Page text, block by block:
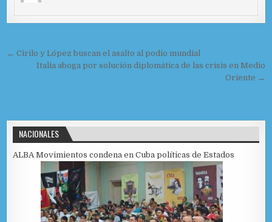
b
o
o
ar
r
Navegación de entradas
← Cirilo y López buscan el asalto al podio mundial
Italia aboga por solución diplomática de las crisis en Medio
Oriente →
NACIONALES
ALBA Movimientos condena en Cuba políticas de Estados